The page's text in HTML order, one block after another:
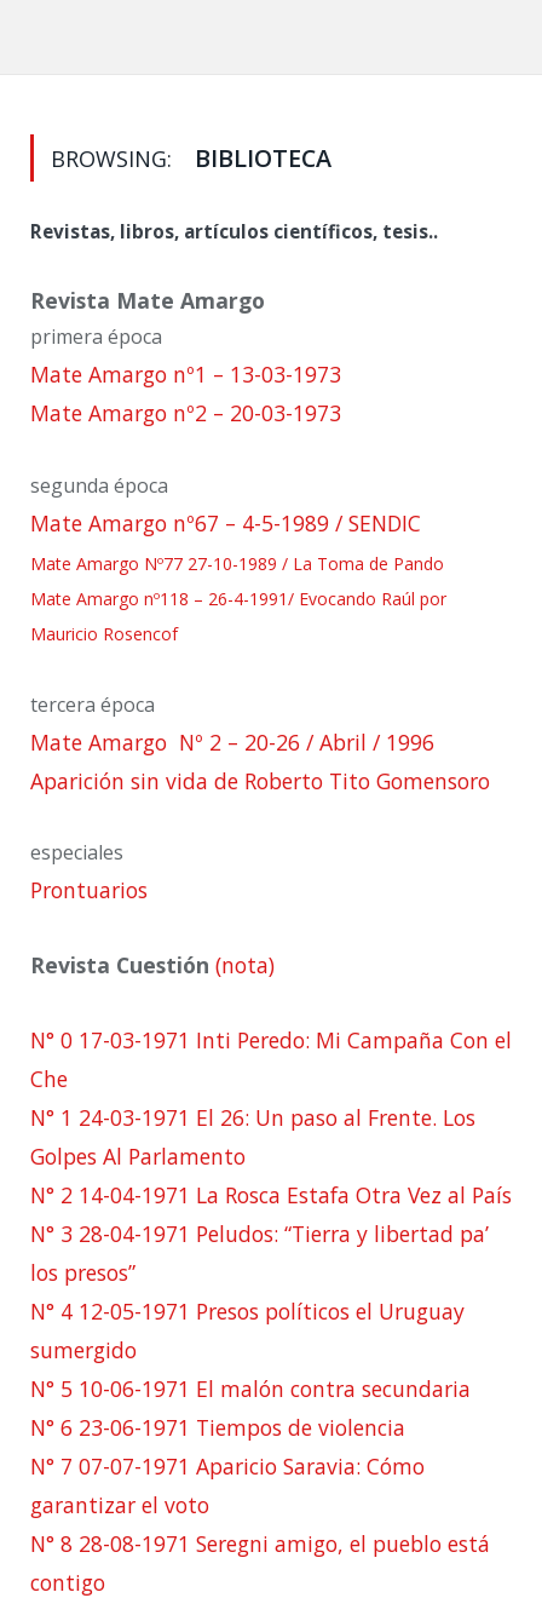
BROWSING: BIBLIOTECA
Revistas, libros, artículos científicos, tesis..
Revista Mate Amargo
primera época
Mate Amargo nº1 – 13-03-1973
Mate Amargo nº2 – 20-03-1973
segunda época
Mate Amargo nº67 – 4-5-1989 / SENDIC
Mate Amargo Nº77 27-10-1989 / La Toma de Pando
Mate Amargo nº118 – 26-4-1991/ Evocando Raúl por
Mauricio Rosencof
tercera época
Mate Amargo Nº 2 – 20-26 / Abril / 1996
Aparición sin vida de Roberto Tito Gomensoro
especiales
Prontuarios
Revista Cuestión (nota)
N° 0 17-03-1971 Inti Peredo: Mi Campaña Con el
Che
N° 1 24-03-1971 El 26: Un paso al Frente. Los
Golpes Al Parlamento
N° 2 14-04-1971 La Rosca Estafa Otra Vez al País
N° 3 28-04-1971 Peludos: “Tierra y libertad pa’
los presos”
N° 4 12-05-1971 Presos políticos el Uruguay
sumergido
N° 5 10-06-1971 El malón contra secundaria
N° 6 23-06-1971 Tiempos de violencia
N° 7 07-07-1971 Aparicio Saravia: Cómo
garantizar el voto
N° 8 28-08-1971 Seregni amigo, el pueblo está
contigo